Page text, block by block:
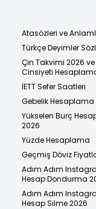
Atasözleri ve
Türkçe Deyimler
Çin Takvimi 2026 ve
Cinsiyeti
İETT Sefer Saatleri
Gebelik Hesaplama
Yükselen Burç
2026
Yüzde Hesaplama
Geçmiş Döviz
Adım Adım
Hesap Dondurma
Adım Adım
Hesap Silme 2026